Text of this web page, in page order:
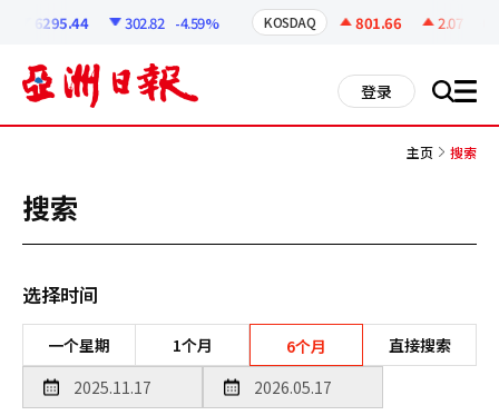
6295.44 302.82 -4.59% KOSDAQ 801.66 2.07
登录 搜 all
主页 搜索
搜索
选择时间
一个星期 1个月 6个月 直接搜索